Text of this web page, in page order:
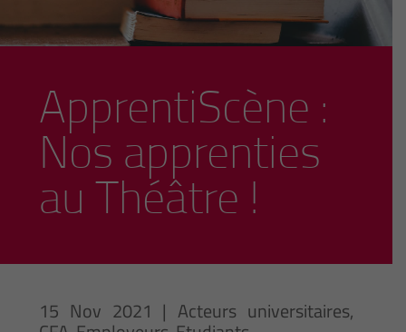
ApprentiScène :
Nos apprenties
au Théâtre !
15 Nov 2021 |Acteurs universitaires,